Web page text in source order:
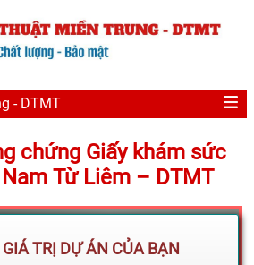
- DTMT
chứng Giấy khám sức
Từ Liêm – DTMT
TRỊ DỰ ÁN CỦA BẠN